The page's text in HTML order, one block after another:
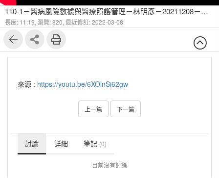
110-1－醫病風險數據與醫療照護管理－林明彥－20211208－預測模型的效能評估-3
長度: 11:19, 瀏覽: 820, 最近修訂: 2022-03-08
來源 : https://youtu.be/6XOlnSi62gw
上一篇 下一篇
討論 詳細 筆記 (0)
目前沒有討論